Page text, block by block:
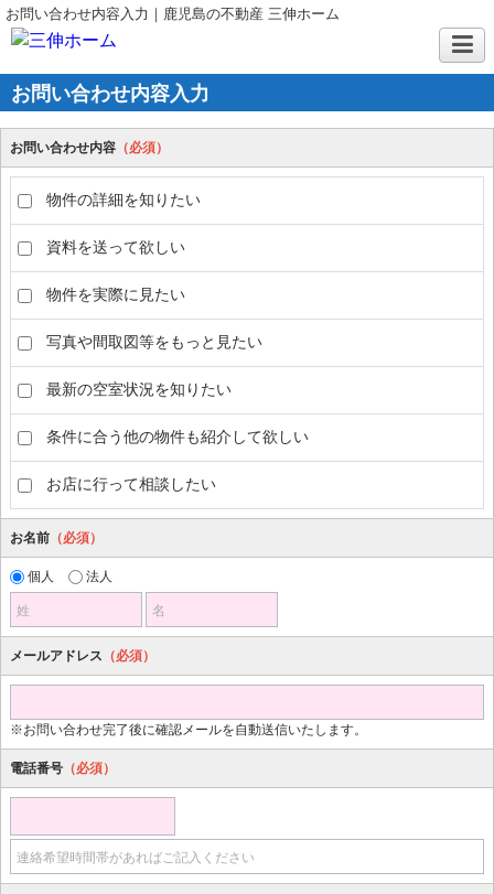
お問い合わせ内容入力｜鹿児島の不動産 三伸ホーム
お問い合わせ内容入力
お問い合わせ内容 （必須）
物件の詳細を知りたい
資料を送って欲しい
物件を実際に見たい
写真や間取図等をもっと見たい
最新の空室状況を知りたい
条件に合う他の物件も紹介して欲しい
お店に行って相談したい
お名前 （必須）
個人 法人
姓 名
メールアドレス （必須）
※お問い合わせ完了後に確認メールを自動送信いたします。
電話番号 （必須）
連絡希望時間帯があればご記入ください